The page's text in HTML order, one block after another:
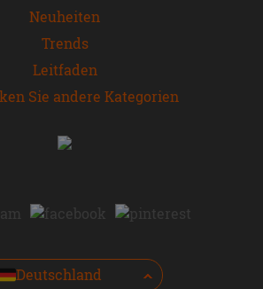
Neuheiten
Trends
Leitfaden
Sie andere Kategorien
Deutschland